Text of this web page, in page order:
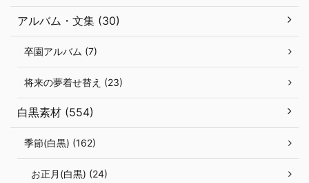
アルバム・文集 (30)
卒園アルバム (7)
将来の夢着せ替え (23)
白黒素材 (554)
季節(白黒) (162)
お正月(白黒) (24)